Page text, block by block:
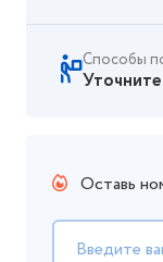
Способы
Оставь